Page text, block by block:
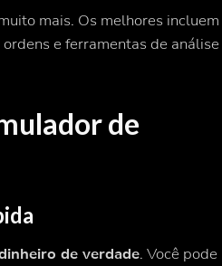
mais. Os melhores incluem
e ferramentas de análise
de
de verdade. Você pode